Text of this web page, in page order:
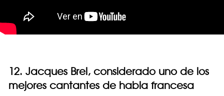
12. Jacques Brel, considerado uno de los
mejores cantantes de habla francesa